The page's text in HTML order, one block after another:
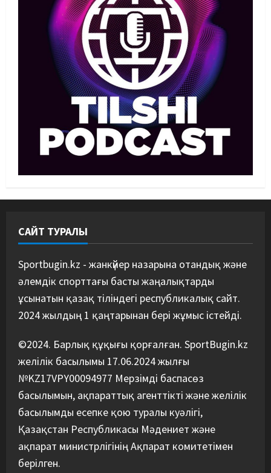
2
Басты жаңалық Футбол
Лионель Мессидің әкесі қайтыс
болды
09/08/2026
3
Басты жаңалық Футбол
Дастан Сәтпаев «Челси» сапында
алғашқы трофейін жеңіп алды
09/08/2026
Қазақстандық MMA жауынгері
5
отырмыз”: Қырғызбаев
мәлімдеме жасады
САЙТ ТУРАЛЫ
Sportbugin.kz - жанкүйер назарына отандық және
әлемдік спорттағы басты жаңалықтарды
ұсынатын қазақ тіліндегі республикалық сайт.
2024 жылдың 1 қаңтарынан бері жұмыс істейді.
©2024. Барлық құқығы қорғалған. SportBugin.kz
желілік басылымы 17.06.2024 жылғы
№KZ17VPY00094977 Мерзімді баспасөз
басылымын, ақпараттық агенттікті және желілік
басылымды есепке қою туралы куәлігі,
Қазақстан Республикасы Мәдениет және
ақпарат министрлігінің Ақпарат комитетімен
берілген.